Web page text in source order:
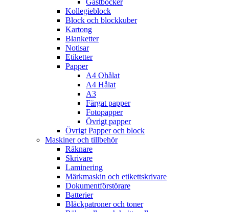
Gästböcker
Kollegieblock
Block och blockkuber
Kartong
Blanketter
Notisar
Etiketter
Papper
A4 Ohålat
A4 Hålat
A3
Färgat papper
Fotopapper
Övrigt papper
Övrigt Papper och block
Maskiner och tillbehör
Räknare
Skrivare
Laminering
Märkmaskin och etikettskrivare
Dokumentförstörare
Batterier
Bläckpatroner och toner